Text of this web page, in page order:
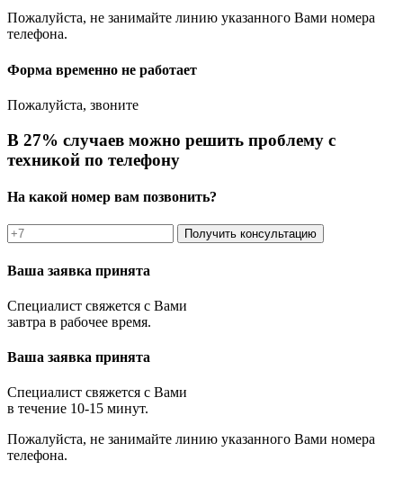
Пожалуйста, не занимайте линию указанного Вами номера
телефона.
Форма временно не работает
Пожалуйста, звоните
В 27% случаев можно решить проблему с
техникой по телефону
На какой номер вам позвонить?
Получить консультацию
Ваша заявка принята
Специалист свяжется с Вами
завтра в рабочее время.
Ваша заявка принята
Специалист свяжется с Вами
в течение 10-15 минут.
Пожалуйста, не занимайте линию указанного Вами номера
телефона.